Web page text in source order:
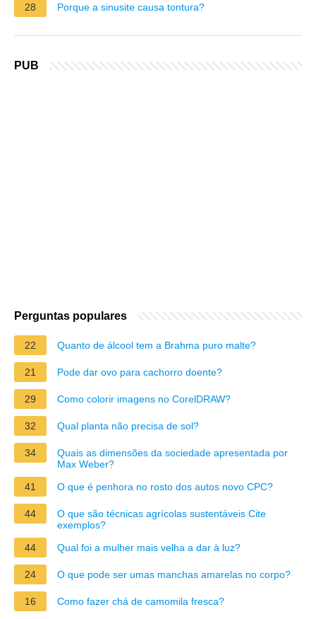
28 Porque a sinusite causa tontura?
PUB
Perguntas populares
22 Quanto de álcool tem a Brahma puro malte?
21 Pode dar ovo para cachorro doente?
29 Como colorir imagens no CorelDRAW?
32 Qual planta não precisa de sol?
34
Quais as dimensões da sociedade apresentada por
Max Weber?
41
O que é penhora no rosto dos autos novo CPC?
44
O que são técnicas agrícolas sustentáveis Cite
exemplos?
44
Qual foi a mulher mais velha a dar à luz?
24 O que pode ser umas manchas amarelas no corpo?
16 Como fazer chá de camomila fresca?